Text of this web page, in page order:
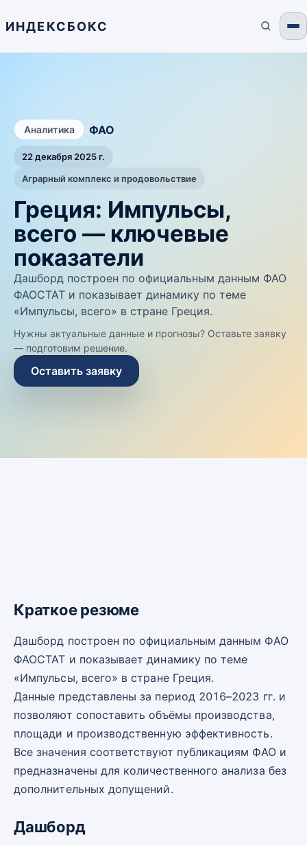
ИНДЕКСБОКС
Аналитика ФАО
22 декабря 2025 г.
Аграрный комплекс и продовольствие
Греция: Импульсы,
всего — ключевые
показатели
Дашборд построен по официальным данным ФАО
ФАОСТАТ и показывает динамику по теме
«Импульсы, всего» в стране Греция.
Нужны актуальные данные и прогнозы? Оставьте заявку
— подготовим решение.
Оставить заявку
Краткое резюме
Дашборд построен по официальным данным ФАО
ФАОСТАТ и показывает динамику по теме
«Импульсы, всего» в стране Греция.
Данные представлены за период 2016–2023 гг. и
позволяют сопоставить объёмы производства,
площади и производственную эффективность.
Все значения соответствуют публикациям ФАО и
предназначены для количественного анализа без
дополнительных допущений.
Дашборд